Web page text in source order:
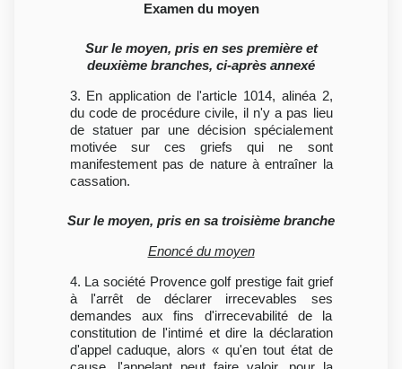
Examen du moyen
Sur le moyen, pris en ses première et
deuxième branches, ci-après annexé
3. En application de l'article 1014, alinéa 2,
du code de procédure civile, il n'y a pas lieu
de statuer par une décision spécialement
motivée sur ces griefs qui ne sont
manifestement pas de nature à entraîner la
cassation.
Sur le moyen, pris en sa troisième branche
Enoncé du moyen
4. La société Provence golf prestige fait grief
à l'arrêt de déclarer irrecevables ses
demandes aux fins d'irrecevabilité de la
constitution de l'intimé et dire la déclaration
d'appel caduque, alors « qu'en tout état de